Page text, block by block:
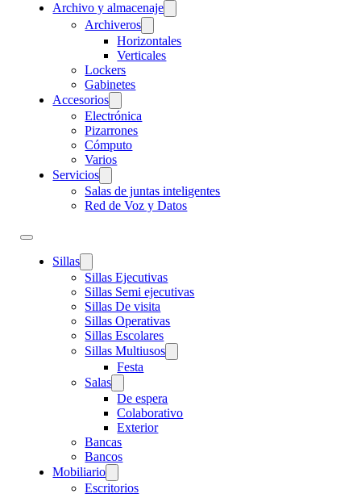
Archivo y almacenaje
Archiveros
Horizontales
Verticales
Lockers
Gabinetes
Accesorios
Electrónica
Pizarrones
Cómputo
Varios
Servicios
Salas de juntas inteligentes
Red de Voz y Datos
Sillas
Sillas Ejecutivas
Sillas Semi ejecutivas
Sillas De visita
Sillas Operativas
Sillas Escolares
Sillas Multiusos
Festa
Salas
De espera
Colaborativo
Exterior
Bancas
Bancos
Mobiliario
Escritorios